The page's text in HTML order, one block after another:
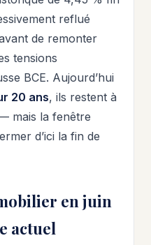
reflué
de remonter
tensions
BCE. Aujourd’hui
20 ans, ils restent à
mais la fenêtre
d’ici la fin de
en juin
actuel